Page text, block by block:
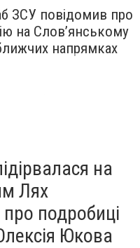
ЗСУ повідомив про
на Слов’янському
напрямках
війни: 7 серпня
на
Лях
про подробиці
Юкова